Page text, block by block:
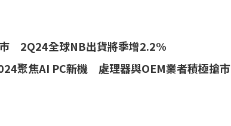
2Q24全球NB出貨將季增2.2%
聚焦AI PC新機 處理器與OEM業者積極搶市